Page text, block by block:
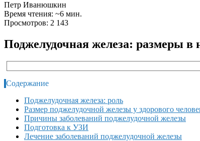
Петр Иванюшкин
Время чтения: ~6 мин.
Просмотров: 2 143
Поджелудочная железа: размеры в
Содержание
Поджелудочная железа: роль
Размер поджелудочной железы у здорового
Причины заболеваний поджелудочной железы
Подготовка к УЗИ
Лечение заболеваний поджелудочной железы